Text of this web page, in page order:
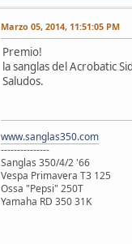
Marzo 05, 2014, 11:51:05 PM
Premio!
la sanglas del Acrobatic
Saludos.
www.sanglas350.com
---------------
Sanglas 350/4/2 '66
Vespa Primavera T3 125
Ossa "Pepsi" 250T
Yamaha RD 350 31K